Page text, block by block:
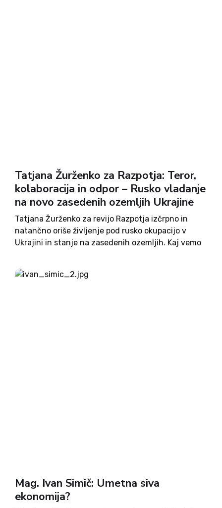
Tatjana Žurženko za Razpotja: Teror,
kolaboracija in odpor – Rusko vladanje
na novo zasedenih ozemljih Ukrajine
Tatjana Žurženko za revijo Razpotja izčrpno in
natančno oriše življenje pod rusko okupacijo v
Ukrajini in stanje na zasedenih ozemljih. Kaj vemo
politikah Rusije na novo zasedenih ozemljih? Kako
okupatorji kombinirajo represijo, propagando...
Mag. Ivan Simič: Umetna siva
ekonomija?